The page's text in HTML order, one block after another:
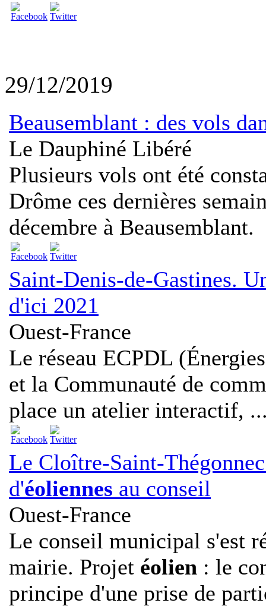
29/12/2019
Beausemblant : des vols
Le Dauphiné Libéré
Plusieurs vols ont été
Drôme ces dernières
décembre à Beausemblant.
Saint-Denis-de-Gastines.
d'ici 2021
Ouest-France
Le réseau ECPDL
et la Communauté de
place un atelier interactif,
Le Cloître-Saint-
d'éoliennes au conseil
Ouest-France
Le conseil municipal s'est
mairie. Projet éolien : le
principe d'une prise de